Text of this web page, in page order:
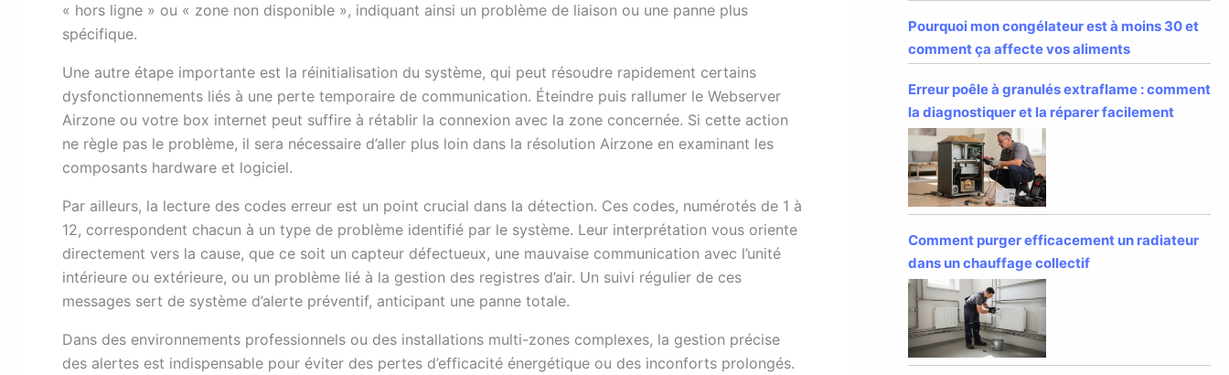
« hors ligne » ou « zone non disponible », indiquant ainsi un problème de liaison ou une panne plus
spécifique.
Une autre étape importante est la réinitialisation du système, qui peut résoudre rapidement certains
dysfonctionnements liés à une perte temporaire de communication. Éteindre puis rallumer le Webserver
Airzone ou votre box internet peut suffire à rétablir la connexion avec la zone concernée. Si cette action
ne règle pas le problème, il sera nécessaire d’aller plus loin dans la résolution Airzone en examinant les
composants hardware et logiciel.
Par ailleurs, la lecture des codes erreur est un point crucial dans la détection. Ces codes, numérotés de 1 à
12, correspondent chacun à un type de problème identifié par le système. Leur interprétation vous oriente
directement vers la cause, que ce soit un capteur défectueux, une mauvaise communication avec l’unité
intérieure ou extérieure, ou un problème lié à la gestion des registres d’air. Un suivi régulier de ces
messages sert de système d’alerte préventif, anticipant une panne totale.
Dans des environnements professionnels ou des installations multi-zones complexes, la gestion précise
des alertes est indispensable pour éviter des pertes d’efficacité énergétique ou des inconforts prolongés.
Pourquoi mon congélateur est à moins 30 et
comment ça affecte vos aliments
Erreur poêle à granulés extraflame : comment
la diagnostiquer et la réparer facilement
Comment purger efficacement un radiateur
dans un chauffage collectif